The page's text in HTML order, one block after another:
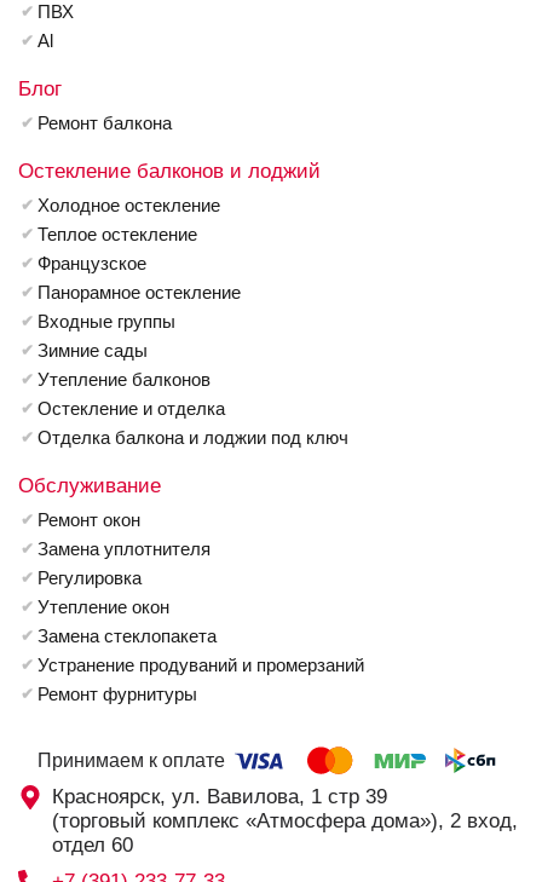
ПВХ
Al
Блог
Ремонт балкона
Остекление балконов и лоджий
Холодное остекление
Теплое остекление
Французское
Панорамное остекление
Входные группы
Зимние сады
Утепление балконов
Остекление и отделка
Отделка балкона и лоджии под ключ
Обслуживание
Ремонт окон
Замена уплотнителя
Регулировка
Утепление окон
Замена стеклопакета
Устранение продуваний и промерзаний
Ремонт фурнитуры
Принимаем к оплате
Красноярск, ул. Вавилова, 1 стр 39
(торговый комплекс «Атмосфера дома»), 2 вход,
отдел 60